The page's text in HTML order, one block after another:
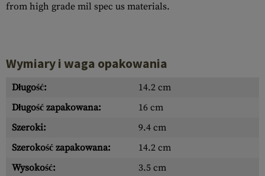
from high grade mil spec us materials.
Wymiary i waga opakowania
Długość:
14.2 cm
Długość zapakowana:
16 cm
Szeroki:
9.4 cm
Szerokość zapakowana:
14.2 cm
Wysokość:
3.5 cm